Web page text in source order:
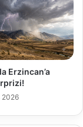
Erzincan’a
2026